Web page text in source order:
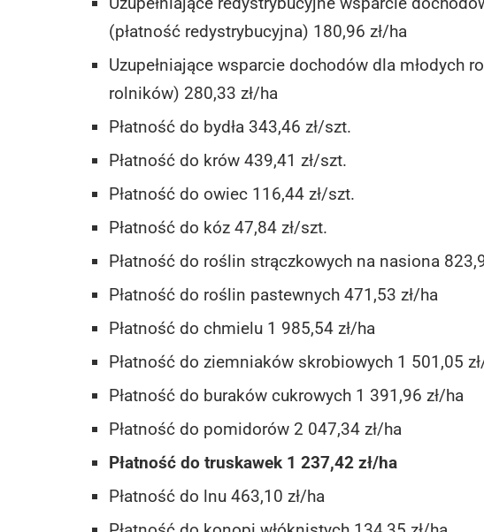
(płatność redystrybucyjna) 180,96 zł/ha
Uzupełniające wsparcie dochodów dla młodych
rolników) 280,33 zł/ha
Płatność do bydła 343,46 zł/szt.
Płatność do krów 439,41 zł/szt.
Płatność do owiec 116,44 zł/szt.
Płatność do kóz 47,84 zł/szt.
Płatność do roślin strączkowych na nasiona
Płatność do roślin pastewnych 471,53 zł/ha
Płatność do chmielu 1 985,54 zł/ha
Płatność do ziemniaków skrobiowych 1 501,05
Płatność do buraków cukrowych 1 391,96 zł/ha
Płatność do pomidorów 2 047,34 zł/ha
Płatność do truskawek 1 237,42 zł/ha
Płatność do lnu 463,10 zł/ha